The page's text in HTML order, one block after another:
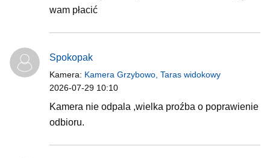
wam płacić
Spokopak
Kamera: Kamera Grzybowo, Taras widokowy
2026-07-29 10:10
Kamera nie odpala ,wielka proźba o poprawienie
odbioru.